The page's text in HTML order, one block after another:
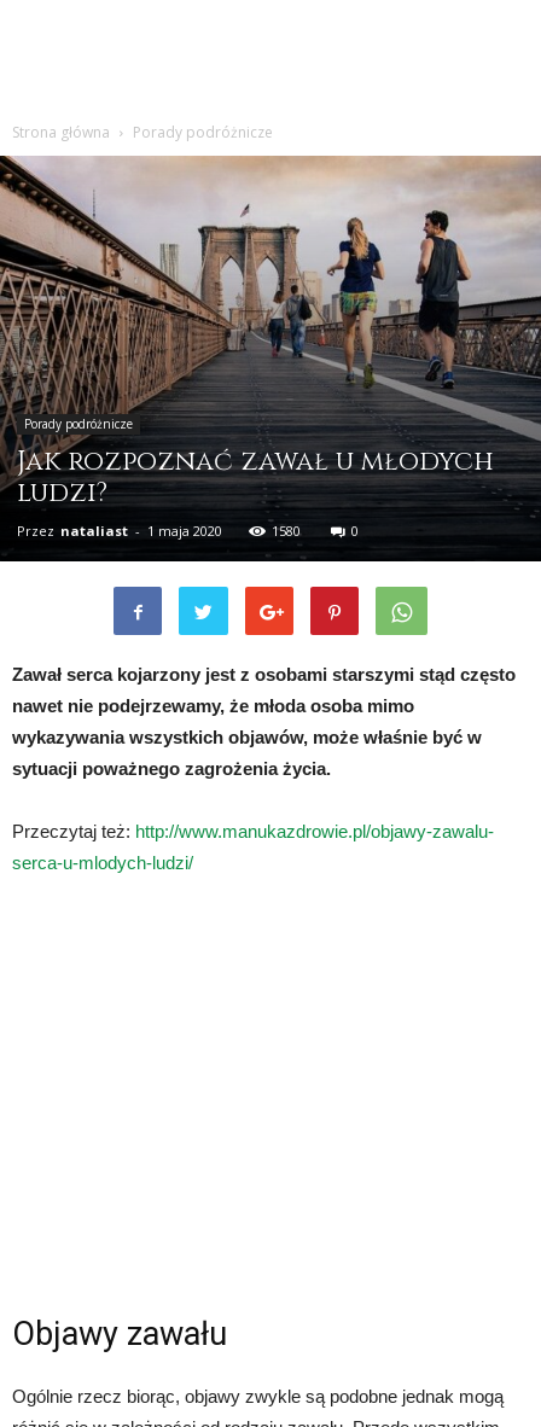
Strona główna Porady podróżnicze
Porady podróżnicze
Jak rozpoznać zawał u młodych
ludzi?
Przez nataliast - 1 maja 2020 1580 0
Zawał serca kojarzony jest z osobami starszymi stąd często
nawet nie podejrzewamy, że młoda osoba mimo
wykazywania wszystkich objawów, może właśnie być w
sytuacji poważnego zagrożenia życia.
Przeczytaj też: http://www.manukazdrowie.pl/objawy-zawalu-
serca-u-mlodych-ludzi/
Objawy zawału
Ogólnie rzecz biorąc, objawy zwykle są podobne jednak mogą